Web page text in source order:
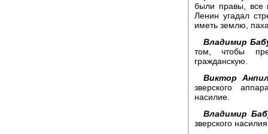
были правы, все
Ленин угадал
иметь землю,
Владимир
том, чтобы
гражданскую.
Виктор
зверского
насилие.
Владимир
зверского